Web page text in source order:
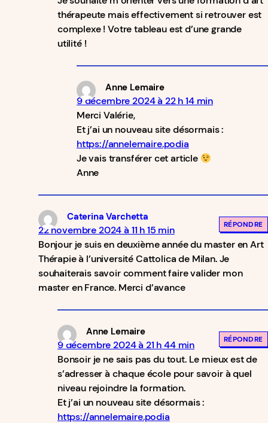
thérapeute mais effectivement si retrouver est
complexe ! Votre tableau est d’une grande
utilité !
Anne Lemaire
9 décembre 2024 à 22 h 14 min
Merci Valérie,
Et j’ai un nouveau site désormais :
https://annelemaire.podia
Je vais transférer cet article
Anne
Caterina Varchetta
22 novembre 2024 à 11 h 15 min
Bonjour je suis en deuxième année du master en Art
Thérapie à l’université Cattolica de Milan. Je
souhaiterais savoir comment faire valider mon
master en France. Merci d’avance
RÉPONDRE
Anne Lemaire
9 décembre 2024 à 21 h 44 min
Bonsoir je ne sais pas du tout. Le mieux est de
s’adresser à chaque école pour savoir à quel
niveau rejoindre la formation.
Et j’ai un nouveau site désormais :
https://annelemaire.podia
RÉPONDRE